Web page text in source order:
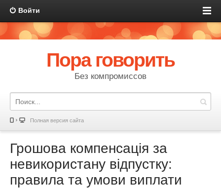
Войти
Пора говорить
Без компромиссов
Полная версия сайта
Грошова компенсація за
невикористану відпустку:
правила та умови виплати